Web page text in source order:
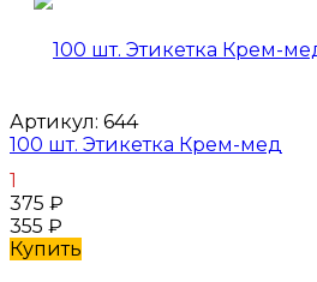
Артикул: 644
100 шт. Этикетка Крем-мед
1
375 ₽
355 ₽
Купить